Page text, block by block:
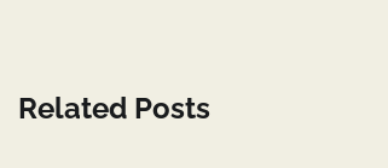
Related Posts